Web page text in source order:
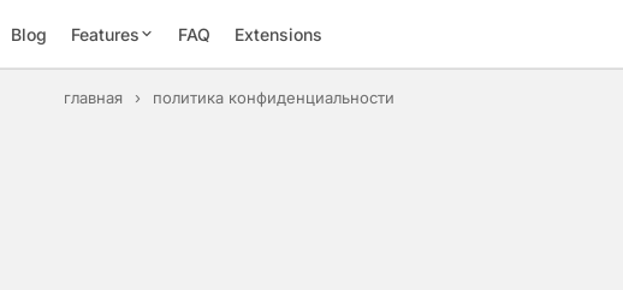
Blog Features FAQ Extensions
главная › политика конфиденциальности